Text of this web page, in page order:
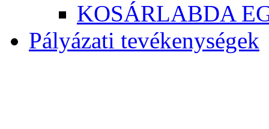
KOSÁRLABDA
Pályázati tevékenységek